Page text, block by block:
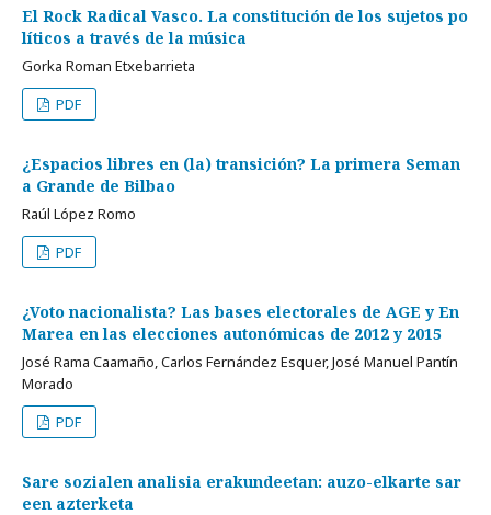
El Rock Radical Vasco. La constitución de los sujetos po
líticos a través de la música
Gorka Roman Etxebarrieta
PDF
¿Espacios libres en (la) transición? La primera Seman
a Grande de Bilbao
Raúl López Romo
PDF
¿Voto nacionalista? Las bases electorales de AGE y En
Marea en las elecciones autonómicas de 2012 y 2015
José Rama Caamaño, Carlos Fernández Esquer, José Manuel Pantín
Morado
PDF
Sare sozialen analisia erakundeetan: auzo-elkarte sar
een azterketa